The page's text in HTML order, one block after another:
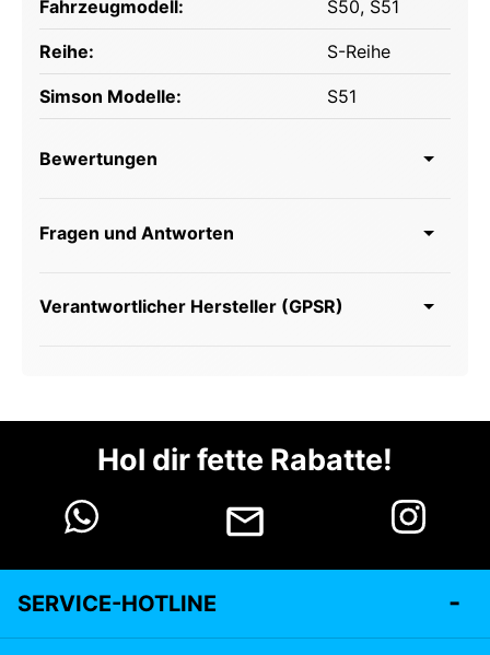
Fahrzeugmodell: S50, S51
Reihe: S-Reihe
Simson Modelle: S51
Bewertungen
Fragen und Antworten
Verantwortlicher Hersteller (GPSR)
Hol dir fette Rabatte!
SERVICE-HOTLINE